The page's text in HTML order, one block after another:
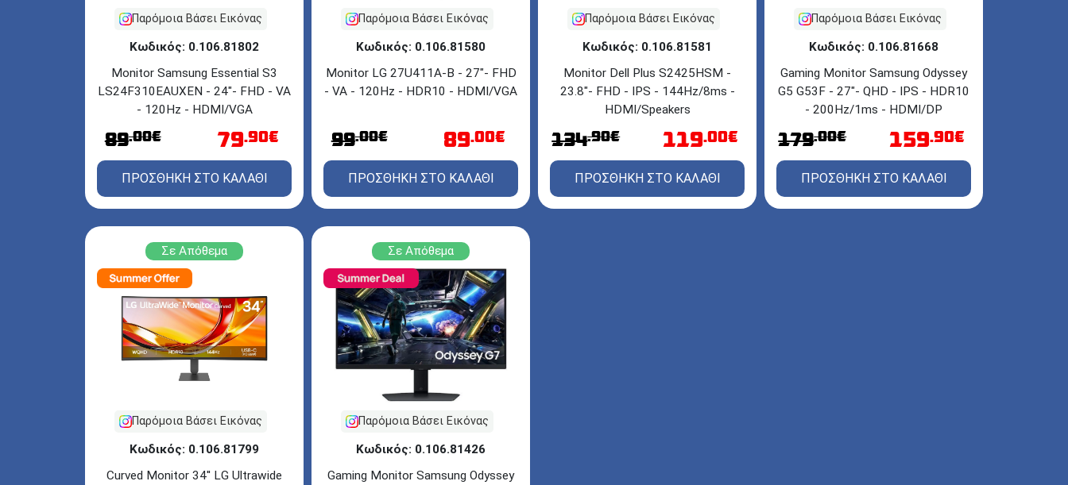
Παρόμοια Βάσει Εικόνας
Κωδικός: 0.106.81802
Monitor Samsung Essential S3
LS24F310EAUXEN - 24"- FHD - VA
- 120Hz - ΗDMI/VGA
89.00€ 79.90€
ΠΡΟΣΘΗΚΗ ΣΤΟ ΚΑΛΑΘΙ
Παρόμοια Βάσει Εικόνας
Κωδικός: 0.106.81580
Monitor LG 27U411A-B - 27"- FHD
- VA - 120Hz - HDR10 - HDMI/VGA
99.00€ 89.00€
ΠΡΟΣΘΗΚΗ ΣΤΟ ΚΑΛΑΘΙ
Παρόμοια Βάσει Εικόνας
Κωδικός: 0.106.81581
Monitor Dell Plus S2425HSM -
23.8"- FHD - IPS - 144Hz/8ms -
HDMI/Speakers
134.90€ 119.00€
ΠΡΟΣΘΗΚΗ ΣΤΟ ΚΑΛΑΘΙ
Παρόμοια Βάσει Εικόνας
Κωδικός: 0.106.81668
Gaming Monitor Samsung Odyssey
G5 G53F - 27"- QHD - IPS - HDR10
- 200Hz/1ms - HDMI/DP
179.00€ 159.90€
ΠΡΟΣΘΗΚΗ ΣΤΟ ΚΑΛΑΘΙ
Σε Απόθεμα
Παρόμοια Βάσει Εικόνας
Κωδικός: 0.106.81799
Curved Monitor 34'' LG Ultrawide
Σε Απόθεμα
Παρόμοια Βάσει Εικόνας
Κωδικός: 0.106.81426
Gaming Monitor Samsung Odyssey